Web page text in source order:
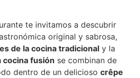
te invitamos a descubrir
original y sabrosa,
de la cocina tradicional y la
cocina fusión se combinan de
dentro de un delicioso crêpe